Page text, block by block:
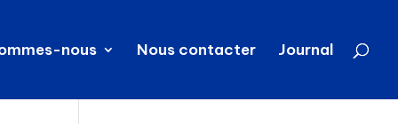
nous Nous contacter Journal